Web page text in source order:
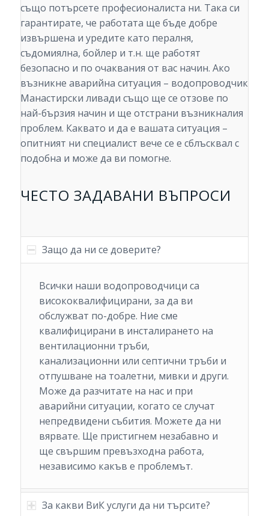
също потърсете професионалиста ни. Така си
гарантирате, че работата ще бъде добре
извършена и уредите като пералня,
съдомиялна, бойлер и т.н. ще работят
безопасно и по очаквания от вас начин. Ако
възникне аварийна ситуация – водопроводчик
Манастирски ливади също ще се отзове по
най-бързия начин и ще отстрани възникналия
проблем. Каквато и да е вашата ситуация –
опитният ни специалист вече се е сблъсквал с
подобна и може да ви помогне.
ЧЕСТО ЗАДАВАНИ ВЪПРОСИ
Защо да ни се доверите?
Всички наши водопроводчици са
висококвалифицирани, за да ви
обслужват по-добре. Ние сме
квалифицирани в инсталирането на
вентилационни тръби,
канализационни или септични тръби и
отпушване на тоалетни, мивки и други.
Може да разчитате на нас и при
аварийни ситуации, когато се случат
непредвидени събития. Можете да ни
вярвате. Ще пристигнем незабавно и
ще свършим превъзходна работа,
независимо какъв е проблемът.
За какви ВиК услуги да ни търсите?